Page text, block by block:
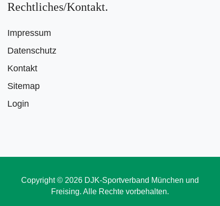
Rechtliches/Kontakt
Impressum
Datenschutz
Kontakt
Sitemap
Login
Copyright © 2026 DJK-Sportverband München und
Freising. Alle Rechte vorbehalten.